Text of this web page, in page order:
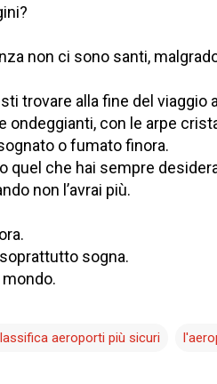
non ci sono santi,
trovare alla fine del viaggio
ondeggianti, con le arpe
o fumato finora.
quel che hai sempre
non l’avrai più.
sogna.
aeroporti più sicuri